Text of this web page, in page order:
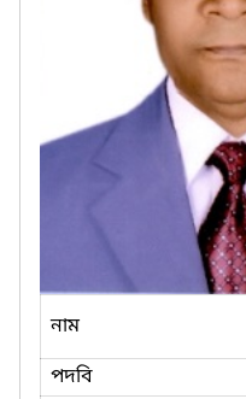
নাম
পদবি